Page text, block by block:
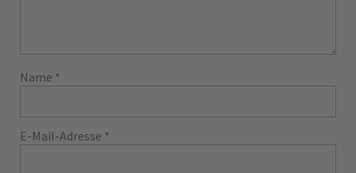
Name *
E-Mail-Adresse *